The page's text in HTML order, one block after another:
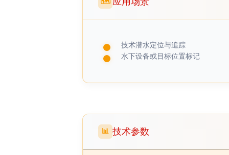
技术潜水定位与追踪
水下设备或目标位置标记
📊 技术参数